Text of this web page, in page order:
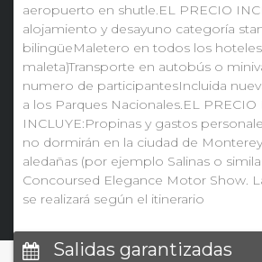
aeropuerto en shutle.EL PRECIO
alojamiento y desayuno categoría
bilingüeMaletero en todos los
maleta)Transporte en autobús o
numero de participantesIncluida
a los Parques Nacionales.EL PRECIO
INCLUYE:Propinas y gastos
no dormirán en la ciudad de
aledañas (por ejemplo Salinas o
Concoursed Elegance Motor Show.
se realizará según el itinerario
Salidas garantizadas